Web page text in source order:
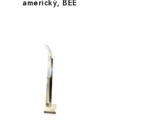
americký, BEE